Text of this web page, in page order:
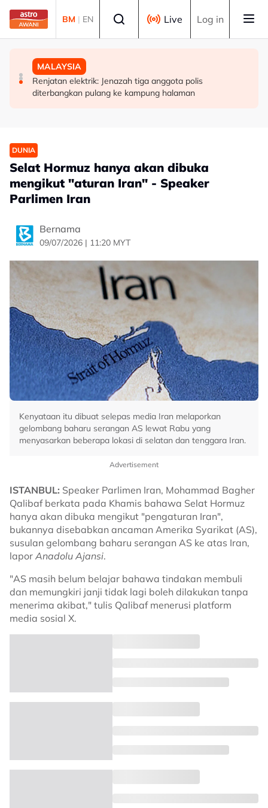
Skip to main content
BM | EN Live Log in
DUNIA
Hanya lapan kapal sehari lalui Selat Hormuz meskipun
gencatan senjata
MALAYSIA
RS-2: PBT perlu kekal skor 95 peratus, pastikan
perkhidmatan terbaik kepada rakyat - Amirudin
MALAYSIA
Renjatan elektrik: Jenazah tiga anggota polis
diterbangkan pulang ke kampung halaman
DUNIA
Selat Hormuz hanya akan dibuka
mengikut "aturan Iran" - Speaker
Parlimen Iran
Bernama
09/07/2026 | 11:20 MYT
Kenyataan itu dibuat selepas media Iran melaporkan
gelombang baharu serangan AS lewat Rabu yang
menyasarkan beberapa lokasi di selatan dan tenggara Iran.
Advertisement
ISTANBUL: Speaker Parlimen Iran, Mohammad Bagher
Qalibaf berkata pada Khamis bahawa Selat Hormuz
hanya akan dibuka mengikut "pengaturan Iran",
bukannya disebabkan ancaman Amerika Syarikat (AS),
susulan gelombang baharu serangan AS ke atas Iran,
lapor Anadolu Ajansi.
"AS masih belum belajar bahawa tindakan membuli
dan memungkiri janji tidak lagi boleh dilakukan tanpa
menerima akibat," tulis Qalibaf menerusi platform
media sosial X.